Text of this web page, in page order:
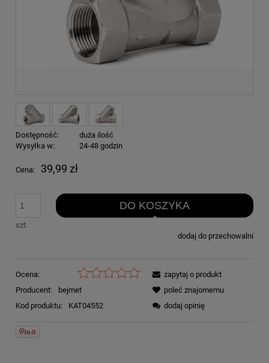
Dostępność:
duża ilość
Wysyłka w:
24-48 godzin
Cena: 39,99 zł
szt.
DO KOSZYKA
dodaj do przechowalni
Ocena:
Producent:
bejmet
Kod produktu:
KAT04552
zapytaj o produkt
poleć znajomemu
dodaj opinię